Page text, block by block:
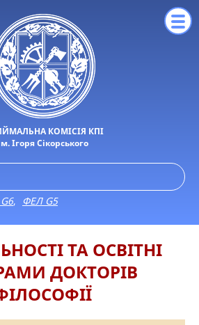
КОМІСІЯ КПІ
Ігоря Сікорського
, ФЕЛ G5
ТА ОСВІТНІ
ДОКТОРІВ